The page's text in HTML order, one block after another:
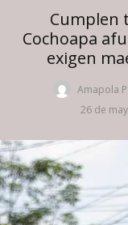
Cumplen
Cochoapa
exigen
Amapola
26 de